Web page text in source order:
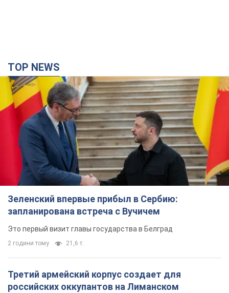
TOP NEWS
Зеленский впервые прибыл в Сербию:
запланирована встреча с Вучичем
Это первый визит главы государства в Белград
2 години тому 21,6 т.
Третий армейский корпус создает для
российских оккупантов на Лиманском